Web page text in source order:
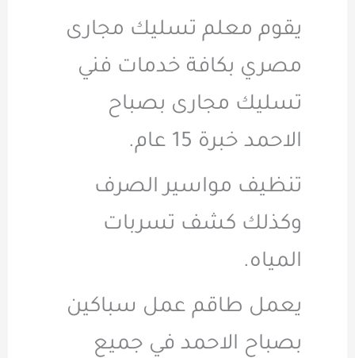
يقوم معلم تسليك مجارى
مصري بكافة خدمات فني
تسليك مجارى بصباح
الاحمد خبرة 15 عام.
تنظيف مواسير الصرف
وكذلك كشف تسربات
المياه.
يعمل طاقم عمل سباكين
بصباح الاحمد في جميع